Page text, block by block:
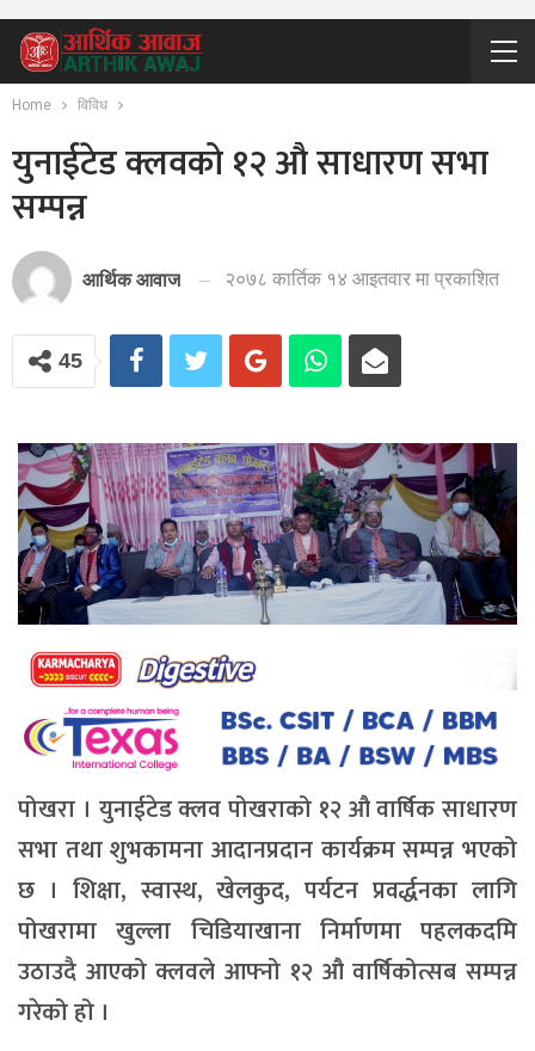
Home विविध
युनाईटेड क्लवको १२ औ साधारण सभा
सम्पन्न
आर्थिक आवाज २०७८ कार्तिक १४ आइतवार मा प्रकाशित
45
पोखरा । युनाईटेड क्लव पोखराको १२ औ वार्षिक साधारण
सभा तथा शुभकामना आदानप्रदान कार्यक्रम सम्पन्न भएको
छ । शिक्षा, स्वास्थ, खेलकुद, पर्यटन प्रवर्द्धनका लागि
पोखरामा खुल्ला चिडियाखाना निर्माणमा पहलकदमि
उठाउदै आएको क्लवले आफ्नो १२ औ वार्षिकोत्सब सम्पन्न
गरेको हो ।